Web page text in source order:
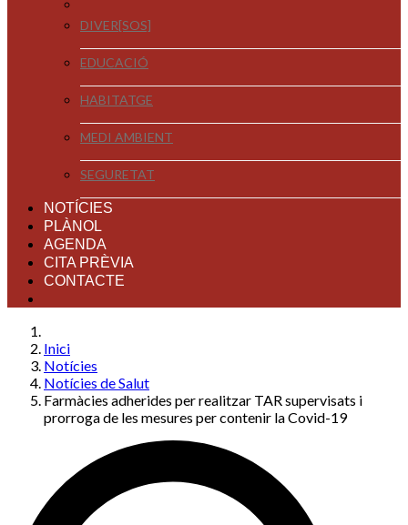
DIVER[SOS]
EDUCACIÓ
HABITATGE
MEDI AMBIENT
SEGURETAT
NOTÍCIES
PLÀNOL
AGENDA
CITA PRÈVIA
CONTACTE
Inici
Notícies
Notícies de Salut
Farmàcies adherides per realitzar TAR supervisats i
prorroga de les mesures per contenir la Covid-19